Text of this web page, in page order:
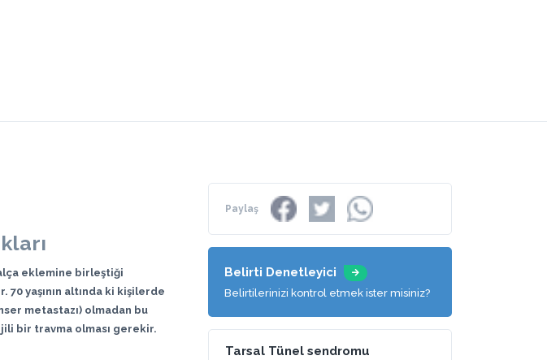
eklemine birleştiği
70 yaşının altında ki kişilerde
metastazı) olmadan bu
bir travma olması gerekir.
Paylaş
Belirti Denetleyici
Belirtilerinizi kontrol etmek ister misiniz?
Tarsal Tünel sendromu